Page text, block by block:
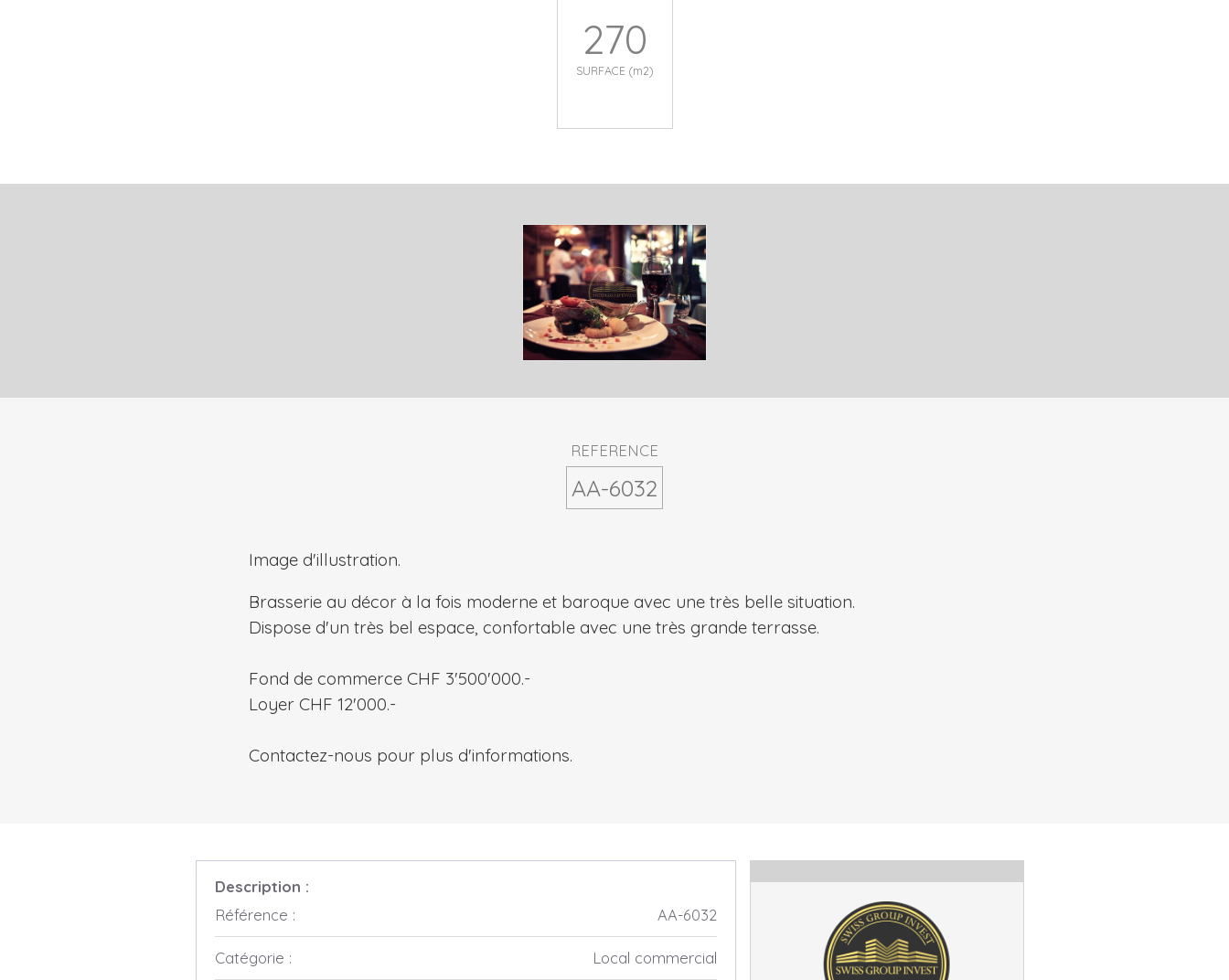
270
SURFACE (m2)
REFERENCE
AA-6032
Image d'illustration.
Brasserie au décor à la fois moderne et baroque avec une très belle situation.
Dispose d'un très bel espace, confortable avec une très grande terrasse.
Fond de commerce CHF 3'500'000.-
Loyer CHF 12'000.-
Contactez-nous pour plus d'informations.
Description :
Référence :
AA-6032
Catégorie : Local commercial